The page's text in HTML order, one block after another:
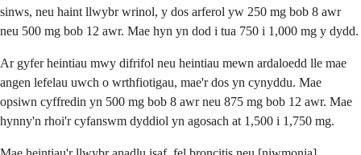
sinws, neu haint llwybr wrinol, y dos arferol yw 250 mg bob 8 awr
neu 500 mg bob 12 awr. Mae hyn yn dod i tua 750 i 1,000 mg y dydd.
Ar gyfer heintiau mwy difrifol neu heintiau mewn ardaloedd lle mae
angen lefelau uwch o wrthfiotigau, mae'r dos yn cynyddu. Mae
opsiwn cyffredin yn 500 mg bob 8 awr neu 875 mg bob 12 awr. Mae
hynny'n rhoi'r cyfanswm dyddiol yn agosach at 1,500 i 1,750 mg.